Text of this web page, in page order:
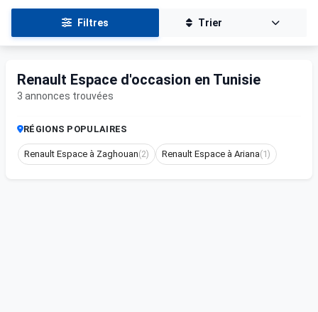
Filtres Trier
Renault Espace d'occasion en Tunisie
3 annonces trouvées
RÉGIONS POPULAIRES
Renault Espace à Zaghouan(2) Renault Espace à Ariana(1)